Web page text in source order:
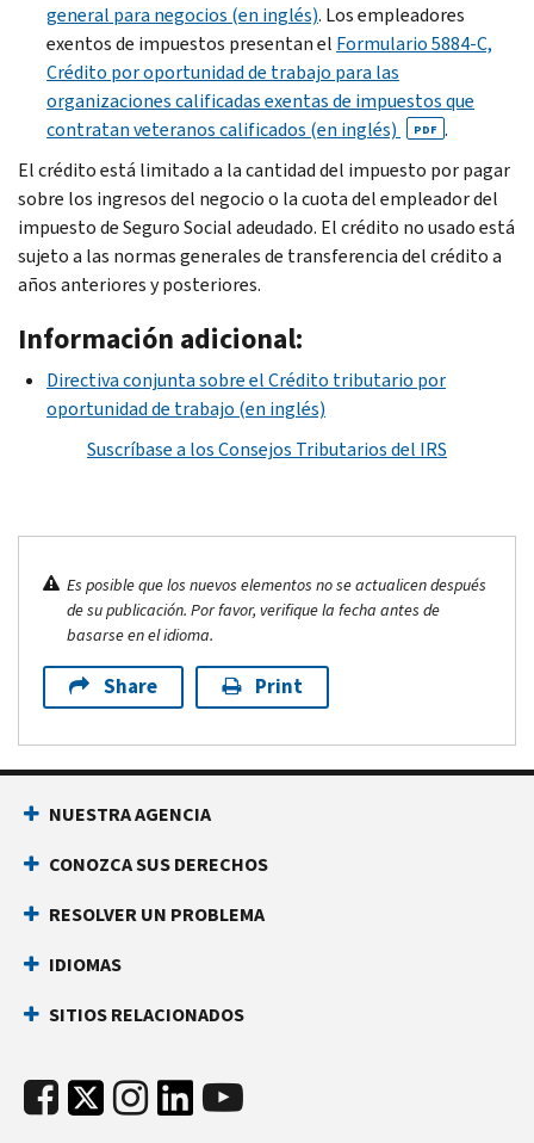
general para negocios (en inglés). Los empleadores
exentos de impuestos presentan el Formulario 5884-C,
Crédito por oportunidad de trabajo para las
organizaciones calificadas exentas de impuestos que
contratan veteranos calificados (en inglés)
PDF .
El crédito está limitado a la cantidad del impuesto por pagar
sobre los ingresos del negocio o la cuota del empleador del
impuesto de Seguro Social adeudado. El crédito no usado está
sujeto a las normas generales de transferencia del crédito a
años anteriores y posteriores.
Información adicional:
Directiva conjunta sobre el Crédito tributario por
oportunidad de trabajo (en inglés)
Suscríbase a los Consejos Tributarios del IRS
Es posible que los nuevos elementos no se actualicen después
de su publicación. Por favor, verifique la fecha antes de
basarse en el idioma.
Share Print
NUESTRA AGENCIA
CONOZCA SUS DERECHOS
RESOLVER UN PROBLEMA
IDIOMAS
SITIOS RELACIONADOS